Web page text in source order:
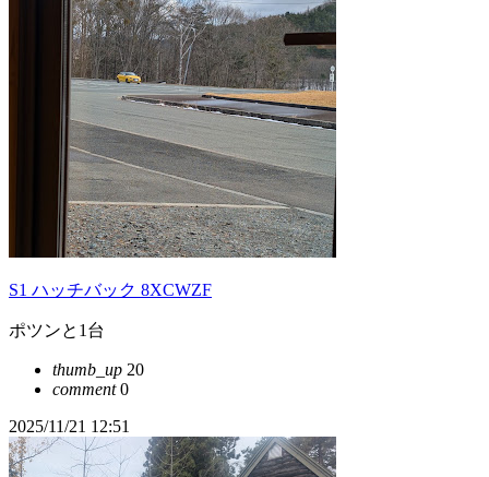
S1 ハッチバック 8XCWZF
ポツンと1台
thumb_up 20
comment0
2025/11/21 12:51